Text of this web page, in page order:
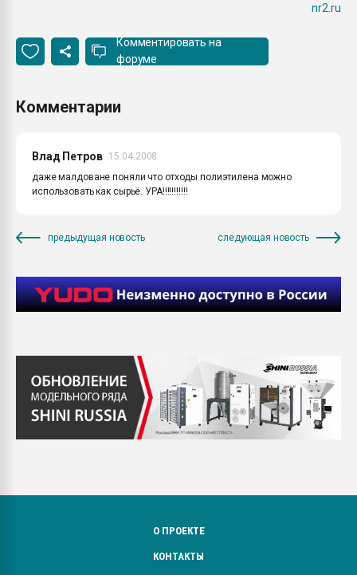
nr2.ru
Комментировать на
форуме
Комментарии
Влад Петров
15.04.2008
даже малдоване поняли что отходы полиэтилена можно
использовать как сырьё. УРА!!!!!!!!!!!
предыдущая новость следующая новость
О ПРОЕКТЕ
КОНТАКТЫ